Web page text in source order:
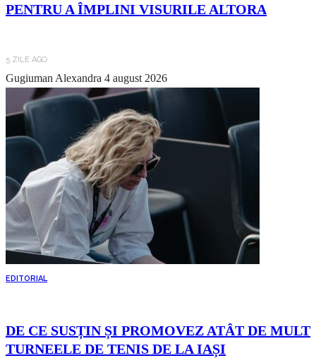
PENTRU A ÎMPLINI VISURILE ALTORA
5 ZILE AGO
Gugiuman Alexandra 4 august 2026
EDITORIAL
DE CE SUSȚIN ȘI PROMOVEZ ATÂT DE MULT
TURNEELE DE TENIS DE LA IAȘI